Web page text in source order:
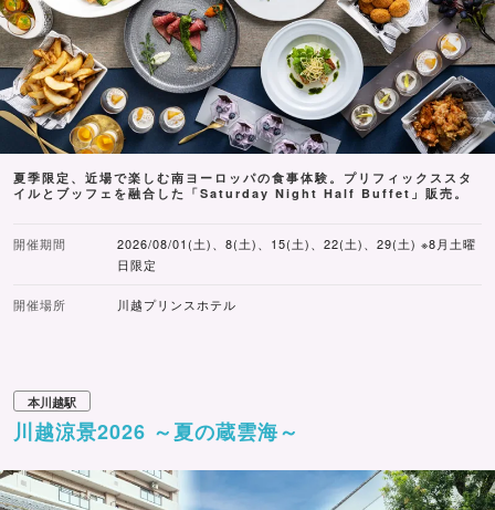
夏季限定、近場で楽しむ南ヨーロッパの食事体験。プリフィックススタ
イルとブッフェを融合した「Saturday Night Half Buffet」販売。
開催期間
2026/08/01(土)、8(土)、15(土)、22(土)、29(土) ※8月土曜
日限定
開催場所 川越プリンスホテル
本川越駅
川越涼景2026 ～夏の蔵雲海～